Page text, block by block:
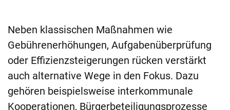
Neben klassischen Maßnahmen wie
Gebührenerhöhungen, Aufgabenüberprüfung
oder Effizienzsteigerungen rücken verstärkt
auch alternative Wege in den Fokus. Dazu
gehören beispielsweise interkommunale
Kooperationen, Bürgerbeteiligungsprozesse